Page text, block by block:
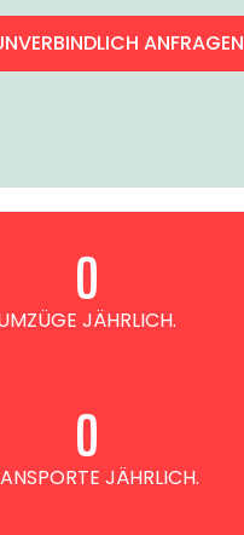
ANFRAGEN
JÄHRLICH.
0
JÄHRLICH.
0